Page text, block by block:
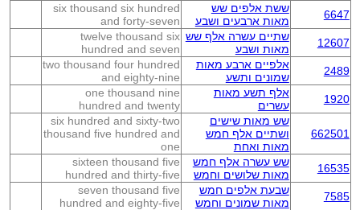
6647
ששת אלפים שש
מאות ארבעים ושבע
six thousand six hundred
and forty-seven
12607
שתיים עשרה אלף שש
מאות ושבע
twelve thousand six
hundred and seven
2489
אלפיים ארבע מאות
שמונים ותשע
two thousand four hundred
and eighty-nine
1920
אלף תשע מאות
עשרים
one thousand nine
hundred and twenty
662501
שש מאות שישים
ושתיים אלף חמש
מאות ואחת
six hundred and sixty-two
thousand five hundred and
one
16535
שש עשרה אלף חמש
מאות שלושים וחמש
sixteen thousand five
hundred and thirty-five
7585
שבעת אלפים חמש
מאות שמונים וחמש
seven thousand five
hundred and eighty-five